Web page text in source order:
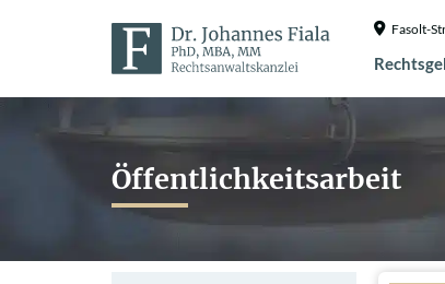
Fasolt-
Öffentlichkeitsarbeit